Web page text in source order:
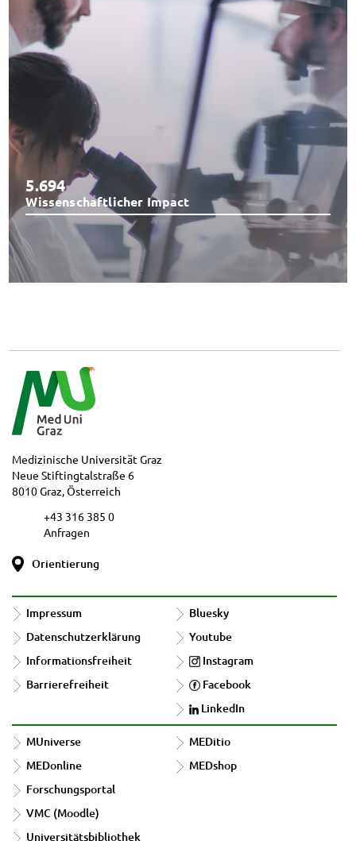
5.694
Wissenschaftlicher Impact
Medizinische Universität Graz
Neue Stiftingtalstraße 6
8010 Graz, Österreich
+43 316 385 0
Anfragen
Orientierung
Impressum
Datenschutzerklärung
Informationsfreiheit
Barrierefreiheit
Bluesky
Youtube
Instagram
Facebook
LinkedIn
MUniverse
MEDonline
Forschungsportal
VMC (Moodle)
Universitätsbibliothek
MEDitio
MEDshop